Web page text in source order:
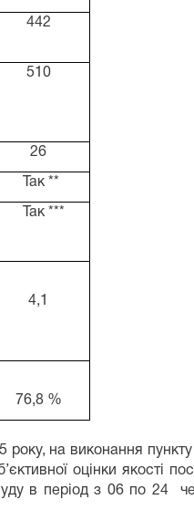
442
510
26
Так **
Так ***
4,1
76,8 %
року, на виконання
оцінки якості
в період з 06 по 24